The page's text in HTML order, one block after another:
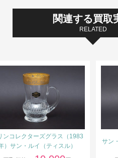
関連する買取
RELATED
ンコレクターズグラス（1983
）サン・ルイ（ティスル）
サン